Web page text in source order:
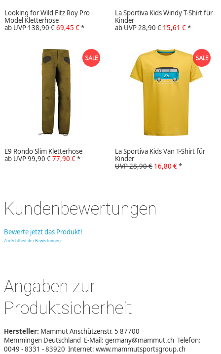
Looking for Wild Fitz Roy Pro
Model Kletterhose
abUVP 138,90 €69,45 €*
La Sportiva Kids Windy T-Shirt für
Kinder
abUVP 28,90 € 15,61 €*
E9 Rondo Slim Kletterhose
abUVP 99,90 €77,90 €*
La Sportiva Kids Van T-Shirt für
Kinder
UVP 28,90 € 16,80 €*
Kundenbewertungen
Bewerte jetzt das Produkt!
Zur Echtheit der Bewertungen
Angaben zur
Produktsicherheit
Hersteller: Mammut Anschützenstr. 5 87700
Memmingen Deutschland E-Mail: germany@mammut.ch Telefon:
0049 - 8331 - 83920 Internet: www.mammutsportsgroup.ch